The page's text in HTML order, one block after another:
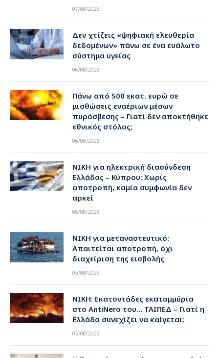
07/08/2026
Δεν χτίζεις «ψηφιακή ελευθερία
δεδομένων» πάνω σε ένα ευάλωτο
σύστημα υγείας
06/08/2026
Πάνω από 500 εκατ. ευρώ σε
μισθώσεις εναέριων μέσων
πυρόσβεσης – Γιατί δεν αποκτήθηκε
εθνικός στόλος;
06/08/2026
ΝΙΚΗ για ηλεκτρική διασύνδεση
Ελλάδας – Κύπρου: Χωρίς
αποτροπή, καμία συμφωνία δεν
αρκεί
06/08/2026
ΝΙΚΗ για μεταναστευτικό:
Απαιτείται αποτροπή, όχι
διαχείριση της εισβολής
05/08/2026
ΝΙΚΗ: Εκατοντάδες εκατομμύρια
στο AntiNero του… ΤΑΙΠΕΔ – Γιατί η
Ελλάδα συνεχίζει να καίγεται;
05/08/2026